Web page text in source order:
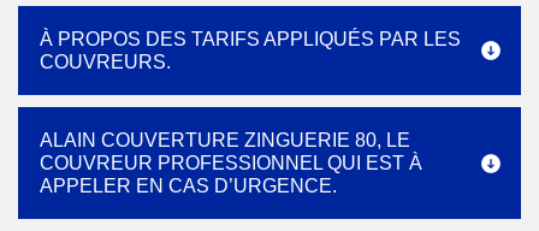
À PROPOS DES TARIFS APPLIQUÉS PAR LES
COUVREURS.
ALAIN COUVERTURE ZINGUERIE 80, LE
COUVREUR PROFESSIONNEL QUI EST À
APPELER EN CAS D’URGENCE.